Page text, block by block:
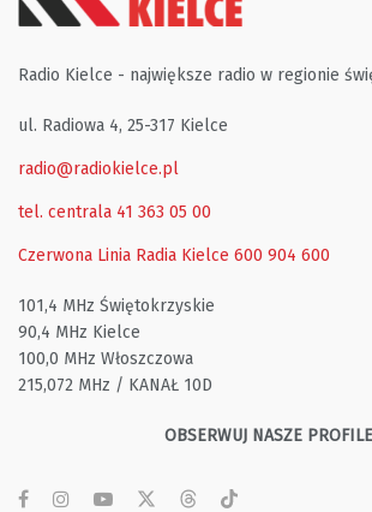
Radio Kielce - największe radio w regionie
ul. Radiowa 4, 25-317 Kielce
radio@radiokielce.pl
tel. centrala 41 363 05 00
Czerwona Linia Radia Kielce 600 904 600
101,4 MHz Świętokrzyskie
90,4 MHz Kielce
100,0 MHz Włoszczowa
215,072 MHz / KANAŁ 10D
OBSERWUJ NASZE PROFILE